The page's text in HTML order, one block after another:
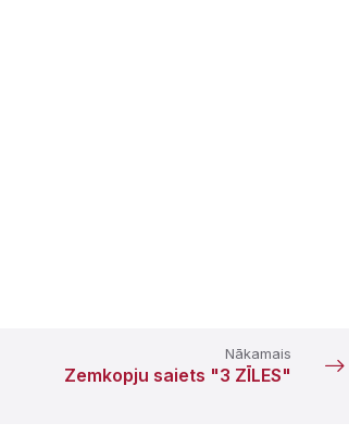
Nākamais
Zemkopju saiets "3 ZĪLES"